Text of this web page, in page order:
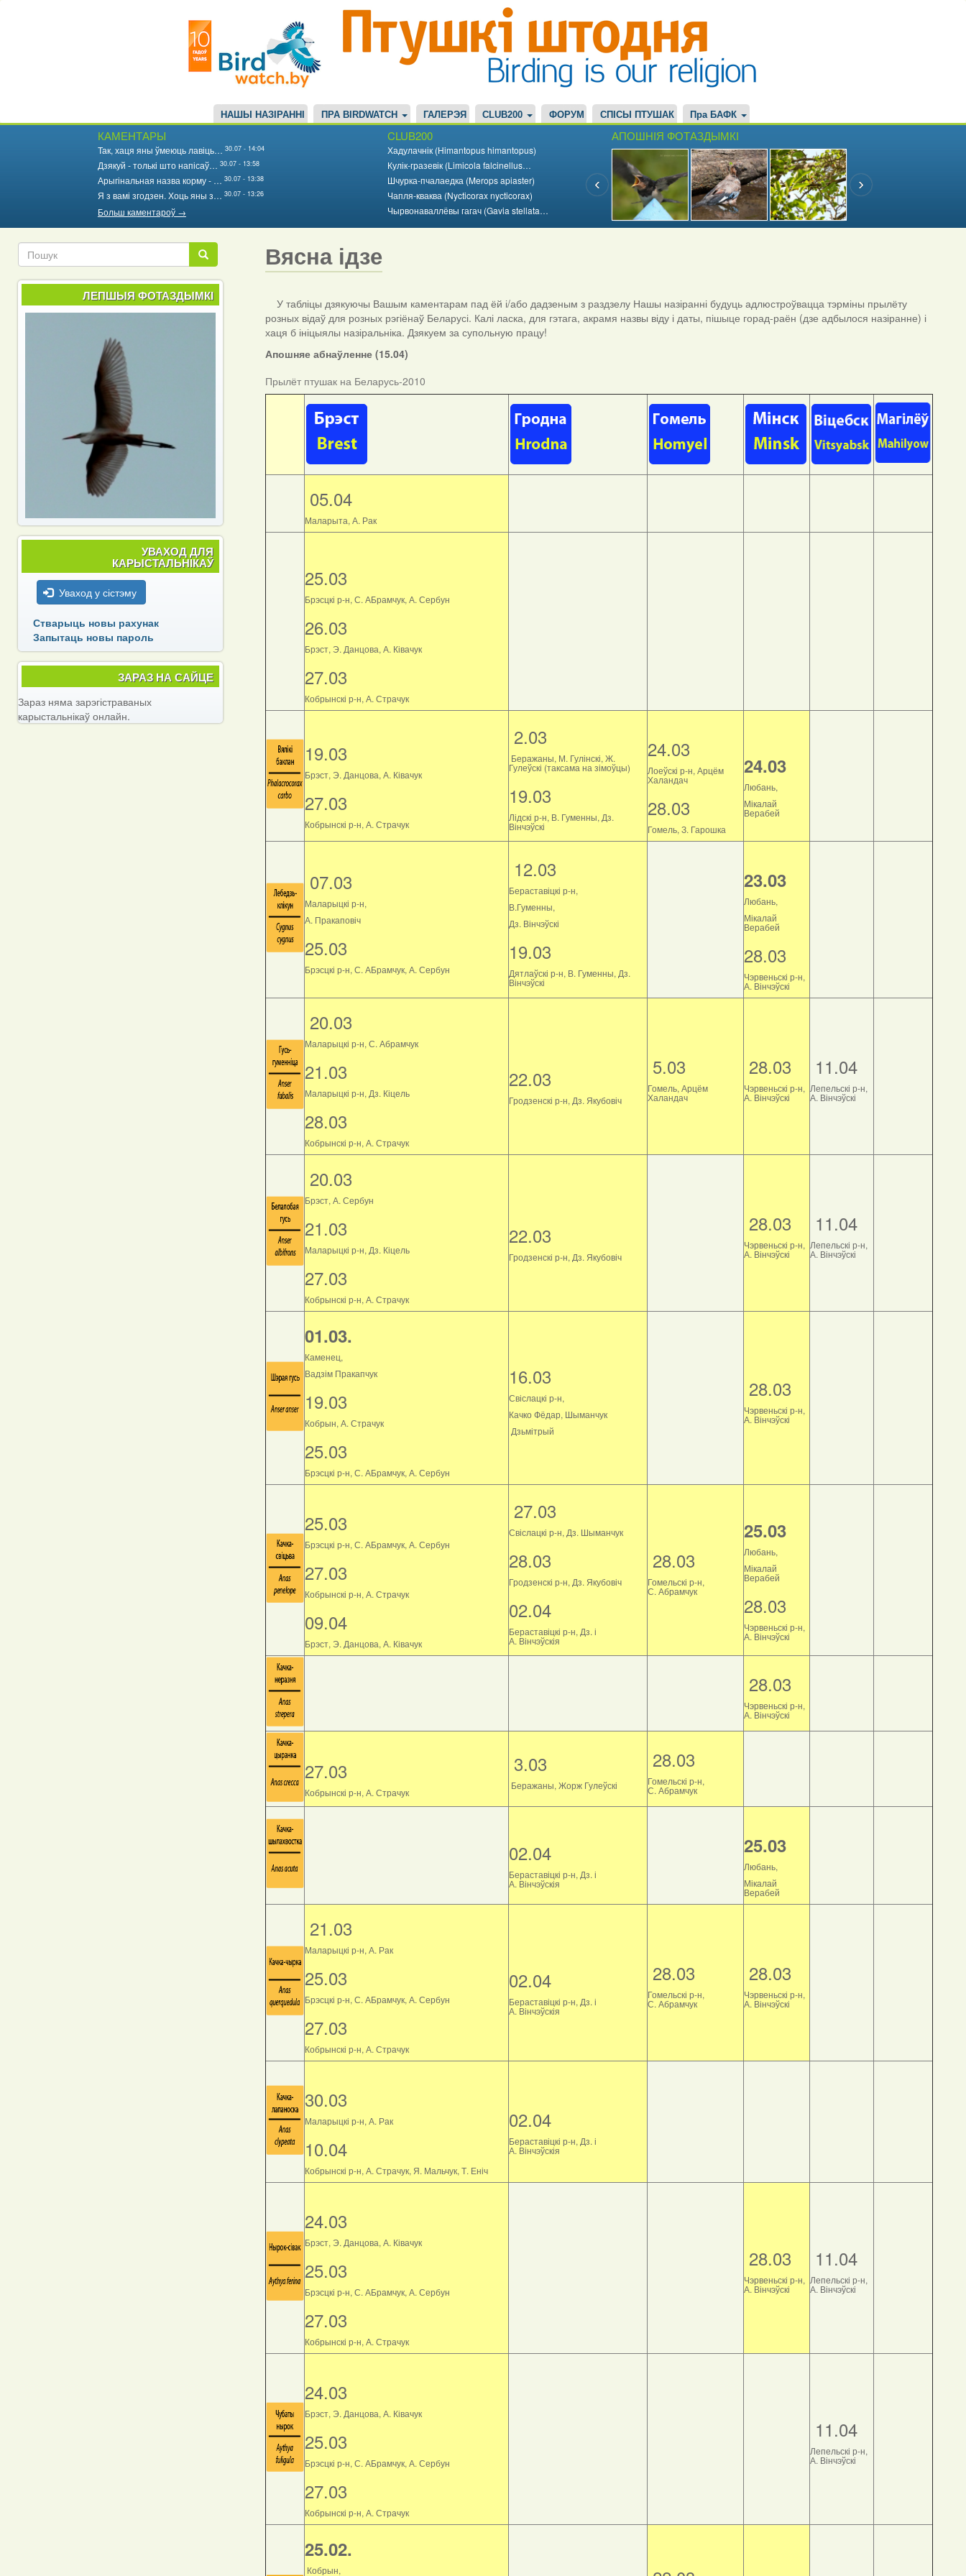
НАШЫ НАЗІРАННІ ПРА BIRDWATCH ГАЛЕРЭЯ CLUB200 ФОРУМ СПІСЫ ПТУШАК Пра БАФК
КАМЕНТАРЫ
Так, хаця яны ўмеюць лавіць… 30.07 - 14:04
Дзякуй - толькі што напісаў… 30.07 - 13:58
Арыгінальная назва корму - … 30.07 - 13:38
Я з вамі згодзен. Хоць яны з… 30.07 - 13:26
Больш каментароў →
CLUB200
Хадулачнік (Himantopus himantopus)
Кулік-гразевік (Limicola falcinellus…
Шчурка-пчалаедка (Merops apiaster)
Чапля-кваква (Nycticorax nycticorax)
Чырвонаваллёвы гагач (Gavia stellata…
АПОШНІЯ ФОТАЗДЫМКІ
Вясна ідзе
У табліцы дзякуючы Вашым каментарам пад ёй і/або дадзеным з раздзелу Нашы назіранні будуць адлюстроўвацца тэрміны прылёту
розных відаў для розных рэгіёнаў Беларусі. Калі ласка, для гэтага, акрамя назвы віду і даты, пішыце горад-раён (дзе адбылося назіранне) і
хаця б ініцыялы назіральніка. Дзякуем за супольную працу!
Апошняе абнаўленне (15.04)
Прылёт птушак на Беларусь-2010
05.04
Маларыта, А. Рак
25.03
Брэсцкі р-н, С. АБрамчук, А. Сербун
26.03
Брэст, Э. Данцова, А. Ківачук
27.03
Кобрынскі р-н, А. Страчук
19.03
Брэст, Э. Данцова, А. Ківачук
27.03
Кобрынскі р-н, А. Страчук
2.03
Беражаны, М. Гулінскі, Ж.
Гулеўскі (таксама на зімоўцы)
19.03
Лідскі р-н, В. Гуменны, Дз.
Вінчэўскі
24.03
Лоеўскі р-н, Арцём
Халандач
28.03
Гомель, З. Гарошка
24.03
Любань,
Мікалай
Верабей
07.03
Маларыцкі р-н,
А. Пракаповіч
25.03
Брэсцкі р-н, С. АБрамчук, А. Сербун
12.03
Бераставіцкі р-н,
В.Гуменны,
Дз. Вінчэўскі
19.03
Дятлаўскі р-н, В. Гуменны, Дз.
Вінчэўскі
23.03
Любань,
Мікалай
Верабей
28.03
Чэрвеньскі р-н,
А. Вінчэўскі
20.03
Маларыцкі р-н, С. Абрамчук
21.03
Маларыцкі р-н, Дз. Кіцель
28.03
Кобрынскі р-н, А. Страчук
22.03
Гродзенскі р-н, Дз. Якубовіч
5.03
Гомель, Арцём
Халандач
28.03
Чэрвеньскі р-н,
А. Вінчэўскі
11.04
Лепельскі р-н,
А. Вінчэўскі
20.03
Брэст, А. Сербун
21.03
Маларыцкі р-н, Дз. Кіцель
27.03
Кобрынскі р-н, А. Страчук
22.03
Гродзенскі р-н, Дз. Якубовіч
28.03
Чэрвеньскі р-н,
А. Вінчэўскі
11.04
Лепельскі р-н,
А. Вінчэўскі
01.03.
Каменец,
Вадзім Пракапчук
19.03
Кобрын, А. Страчук
25.03
Брэсцкі р-н, С. АБрамчук, А. Сербун
16.03
Свіслацкі р-н,
Качко Фёдар, Шыманчук
Дзьмітрый
28.03
Чэрвеньскі р-н,
А. Вінчэўскі
25.03
Брэсцкі р-н, С. АБрамчук, А. Сербун
27.03
Кобрынскі р-н, А. Страчук
09.04
Брэст, Э. Данцова, А. Ківачук
27.03
Свіслацкі р-н, Дз. Шыманчук
28.03
Гродзенскі р-н, Дз. Якубовіч
02.04
Бераставіцкі р-н, Дз. і
А. Вінчэўскія
28.03
Гомельскі р-н,
С. Абрамчук
25.03
Любань,
Мікалай
Верабей
28.03
Чэрвеньскі р-н,
А. Вінчэўскі
28.03
Чэрвеньскі р-н,
А. Вінчэўскі
27.03
Кобрынскі р-н, А. Страчук
3.03
Беражаны, Жорж Гулеўскі
28.03
Гомельскі р-н,
С. Абрамчук
02.04
Бераставіцкі р-н, Дз. і
А. Вінчэўскія
25.03
Любань,
Мікалай
Верабей
21.03
Маларыцкі р-н, А. Рак
25.03
Брэсцкі р-н, С. АБрамчук, А. Сербун
27.03
Кобрынскі р-н, А. Страчук
02.04
Бераставіцкі р-н, Дз. і
А. Вінчэўскія
28.03
Гомельскі р-н,
С. Абрамчук
28.03
Чэрвеньскі р-н,
А. Вінчэўскі
30.03
Маларыцкі р-н, А. Рак
10.04
Кобрынскі р-н, А. Страчук, Я. Мальчук, Т. Еніч
02.04
Бераставіцкі р-н, Дз. і
А. Вінчэўскія
24.03
Брэст, Э. Данцова, А. Ківачук
25.03
Брэсцкі р-н, С. АБрамчук, А. Сербун
27.03
Кобрынскі р-н, А. Страчук
28.03
Чэрвеньскі р-н,
А. Вінчэўскі
11.04
Лепельскі р-н,
А. Вінчэўскі
24.03
Брэст, Э. Данцова, А. Ківачук
25.03
Брэсцкі р-н, С. АБрамчук, А. Сербун
27.03
Кобрынскі р-н, А. Страчук
11.04
Лепельскі р-н,
А. Вінчэўскі
25.02.
Кобрын,
Пошук
Пошук
ЛЕПШЫЯ ФОТАЗДЫМКІ
УВАХОД ДЛЯ
КАРЫСТАЛЬНІКАЎ
Уваход у сістэму
Стварыць новы рахунак
Запытаць новы пароль
ЗАРАЗ НА САЙЦЕ
Зараз няма зарэгістраваных
карыстальнікаў онлайн.